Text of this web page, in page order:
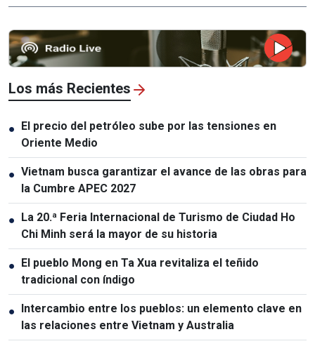
Los más Recientes
● El precio del petróleo sube por las tensiones en
Oriente Medio
● Vietnam busca garantizar el avance de las obras para
la Cumbre APEC 2027
● La 20.ª Feria Internacional de Turismo de Ciudad Ho
Chi Minh será la mayor de su historia
● El pueblo Mong en Ta Xua revitaliza el teñido
tradicional con índigo
● Intercambio entre los pueblos: un elemento clave en
las relaciones entre Vietnam y Australia